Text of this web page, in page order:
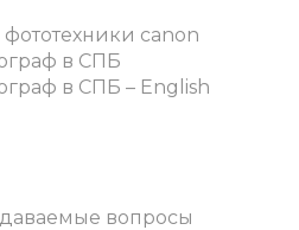
canon
в СПБ
в СПБ – English
вопросы